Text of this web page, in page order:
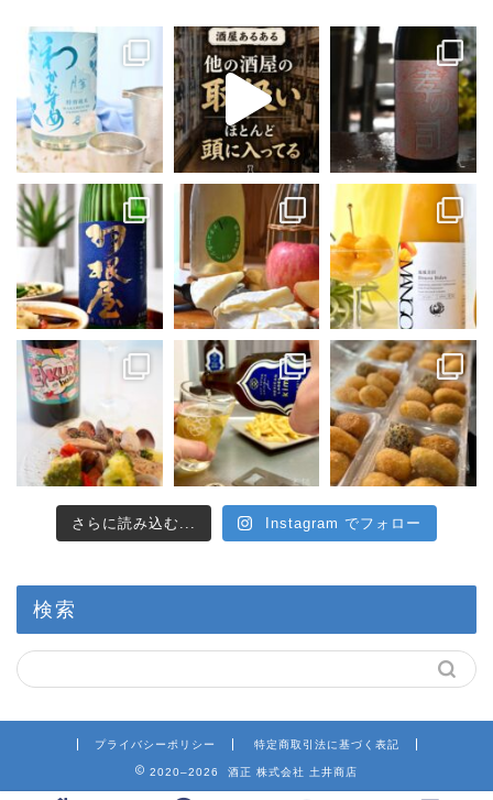
さらに読み込む... Instagram でフォロー
検索
プライバシーポリシー 特定商取引法に基づく表記
2020–2026 酒正 株式会社 土井商店